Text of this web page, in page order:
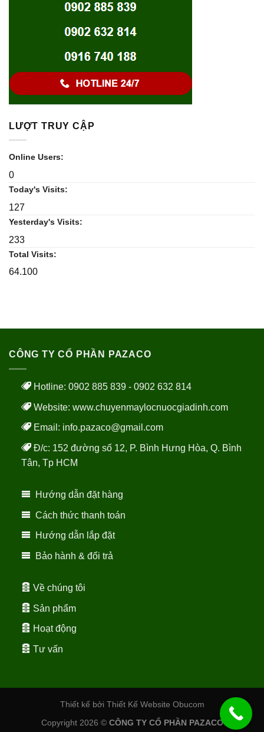
LƯỢT TRUY CẬP
Online Users:
0
Today's Visits:
127
Yesterday's Visits:
233
Total Visits:
64.100
CÔNG TY CỔ PHẦN PAZACO
Hotline: 0902 885 839 - 0902 632 814
Website: www.chuyenmaylocnuocgiadinh.com
Email: info.pazaco@gmail.com
Đ/c: 152 đường số 12, P. Bình Hưng Hòa, Q. Bình
Tân, Tp HCM
Hướng dẫn đặt hàng
Cách thức thanh toán
Hướng dẫn lắp đặt
Bảo hành & đổi trả
Về chúng tôi
Sản phẩm
Hoạt động
Tư vấn
Thiết kế bởi Thiết Kế Website Obucom
Copyright 2026 © CÔNG TY CỔ PHẦN PAZACO